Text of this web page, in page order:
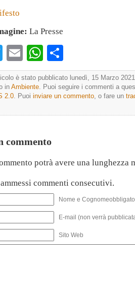
La Presse
TwitterEmailWhatsApp
è stato pubblicato lunedì, 15 Marzo
inAmbiente. Puoi seguire i commenti a
2.0. Puoi inviare un commento, o fare un
commento
potrà avere una lunghezza
commenti consecutivi.
Nome e
E-mail (non verrà
Sito Web